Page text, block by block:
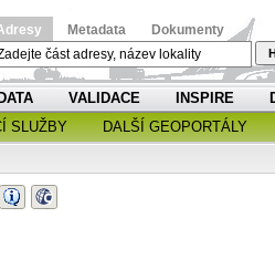
Metadata Dokumenty
VALIDACE INSPIRE
SLUŽBY DALŠÍ GEOPORTÁLY